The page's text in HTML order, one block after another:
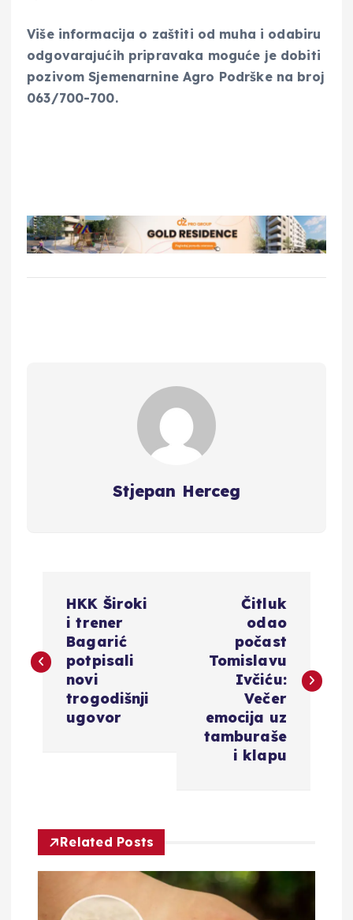
Više informacija o zaštiti od muha i odabiru
odgovarajućih pripravaka moguće je dobiti
pozivom Sjemenarnine Agro Podrške na broj
063/700-700.
Stjepan Herceg
v
c
HKK Široki
i trener
Bagarić
potpisali
novi
trogodišnji
ugovor
Čitluk
odao
počast
Tomislavu
Ivčiću:
Večer
emocija uz
tamburaše
i klapu
Related Posts